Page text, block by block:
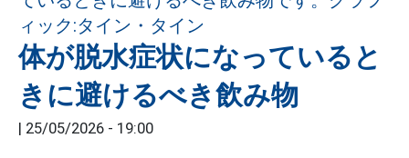
体が脱水症状になっていると
きに避けるべき飲み物
| 25/05/2026 - 19:00